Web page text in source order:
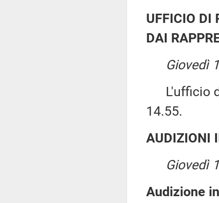
UFFICIO DI
DAI
Giovedì
L'ufficio di
14.55.
AUDIZIONI
Giovedì
Audizione